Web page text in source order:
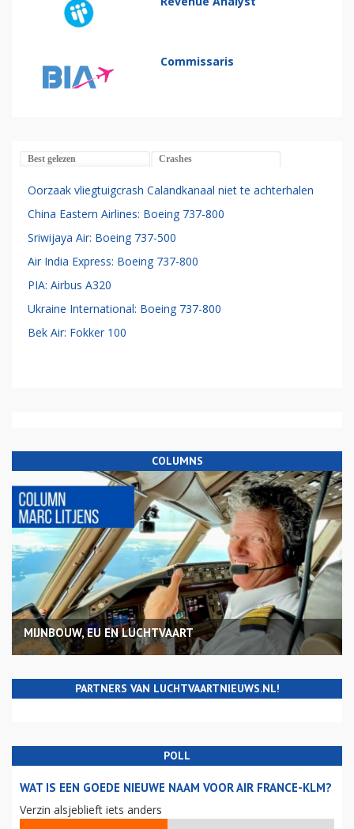
Commissaris
Best gelezen Crashes
Oorzaak vliegtuigcrash Calandkanaal niet te achterhalen
China Eastern Airlines: Boeing 737-800
Sriwijaya Air: Boeing 737-500
Air India Express: Boeing 737-800
PIA: Airbus A320
Ukraine International: Boeing 737-800
Bek Air: Fokker 100
COLUMNS
MIJNBOUW, EU EN LUCHTVAART
PARTNERS VAN LUCHTVAARTNIEUWS.NL!
POLL
WAT IS EEN GOEDE NIEUWE NAAM VOOR AIR FRANCE-KLM?
Verzin alsjeblieft iets anders